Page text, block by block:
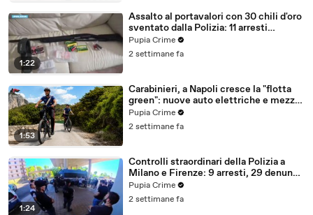
1:22
Assalto al portavalori con 30 chili d'oro
sventato dalla Polizia: 11 arresti
(25.07.26)
Pupia Crime
2 settimane fa
1:53
Carabinieri, a Napoli cresce la "flotta
green": nuove auto elettriche e mezzi
sostenibili anche sulle isole (25.07.26)
Pupia Crime
2 settimane fa
1:24
Controlli straordinari della Polizia a
Milano e Firenze: 9 arresti, 29 denunce
e oltre 7mila persone identificate
(25.07.26)
Pupia Crime
2 settimane fa